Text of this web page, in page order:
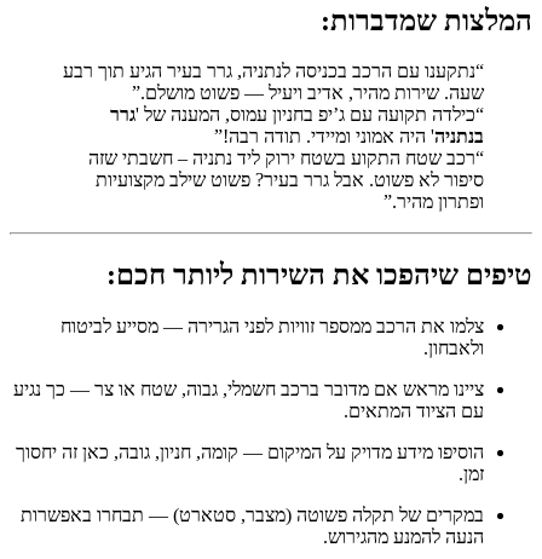
המלצות שמדברות:
“נתקענו עם הרכב בכניסה לנתניה, גרר בעיר הגיע תוך רבע
שעה. שירות מהיר, אדיב ויעיל — פשוט מושלם.”
“כילדה תקועה עם ג’יפ בחניון עמוס, המענה של 'גרר
בנתניה' היה אמוני ומיידי. תודה רבה!”
“רכב שטח התקוע בשטח ירוק ליד נתניה – חשבתי שזה
סיפור לא פשוט. אבל גרר בעיר? פשוט שילב מקצועיות
ופתרון מהיר.”
טיפים שיהפכו את השירות ליותר חכם:
צלמו את הרכב ממספר זוויות לפני הגרירה — מסייע לביטוח
ולאבחון.
ציינו מראש אם מדובר ברכב חשמלי, גבוה, שטח או צר — כך נגיע
עם הציוד המתאים.
הוסיפו מידע מדויק על המיקום — קומה, חניון, גובה, כאן זה יחסוך
זמן.
במקרים של תקלה פשוטה (מצבר, סטארט) — תבחרו באפשרות
הנעה להמנע מהגירוש.